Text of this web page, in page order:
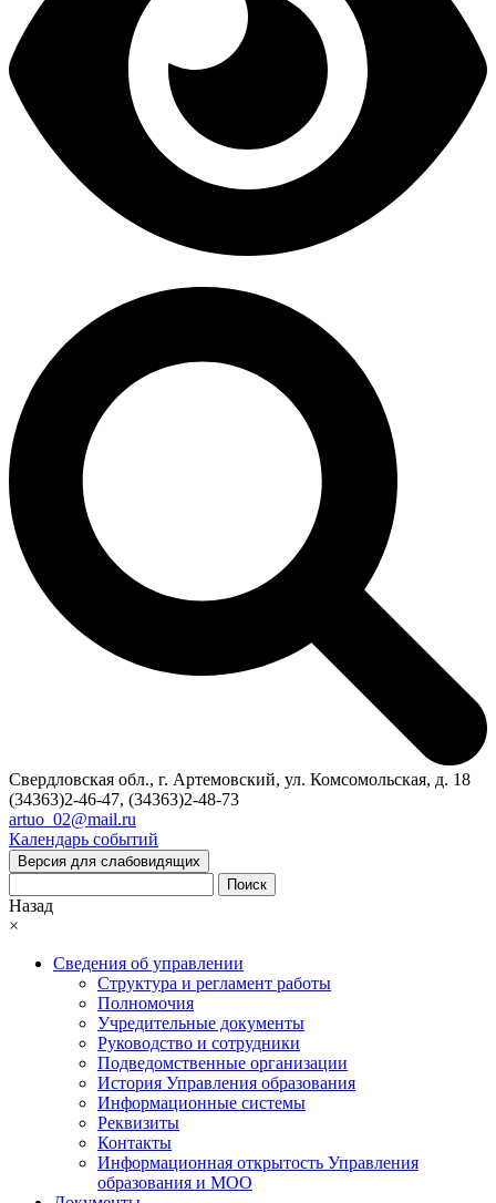
Свердловская обл., г. Артемовский, ул. Комсомольская, д. 18
(34363)2-46-47, (34363)2-48-73
artuo_02@mail.ru
Календарь событий
Версия для слабовидящих
Поиск
Назад
×
Сведения об управлении
Структура и регламент работы
Полномочия
Учредительные документы
Руководство и сотрудники
Подведомственные организации
История Управления образования
Информационные системы
Реквизиты
Контакты
Информационная открытость Управления
образования и МОО